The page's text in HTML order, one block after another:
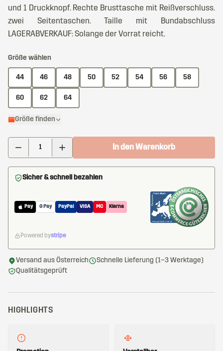
und 1 Druckknopf. Rechte Brusttasche mit Reißverschluss.
zwei Seitentaschen. Taille mit Bundabschluss
LAGERABVERKAUF: Solange der Vorrat reicht.
Größe wählen
44 46 48 50 52 54 56 58
60 62 64
Größe finden
In den Warenkorb
Sicher & schnell bezahlen
Pay G Pay PayPal VISA MC Klarna
Powered bystripe
Versand aus Österreich
Schnelle Lieferung (1–3 Werktage)
Qualitätsgeprüft
HIGHLIGHTS